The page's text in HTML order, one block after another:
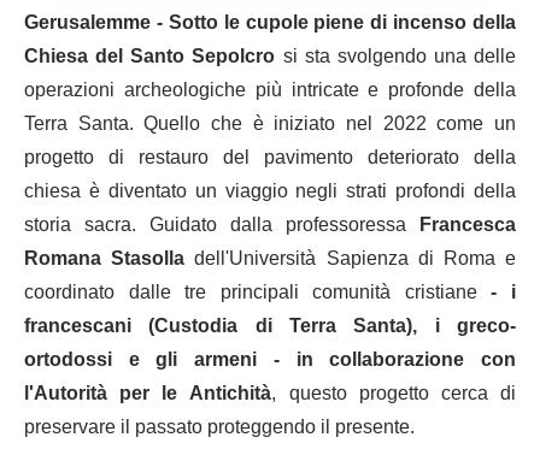
Gerusalemme - Sotto le cupole piene di incenso della
Chiesa del Santo Sepolcro si sta svolgendo una delle
operazioni archeologiche più intricate e profonde della
Terra Santa. Quello che è iniziato nel 2022 come un
progetto di restauro del pavimento deteriorato della
chiesa è diventato un viaggio negli strati profondi della
storia sacra. Guidato dalla professoressa Francesca
Romana Stasolladell'Università Sapienza di Roma e
coordinato dalle tre principali comunità cristiane- i
francescani (Custodia di Terra Santa), i greco-
ortodossi e gli armeni - in collaborazione con
l'Autorità per le Antichità, questo progetto cerca di
preservare il passato proteggendo il presente.